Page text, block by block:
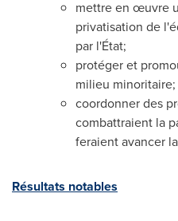
mettre en œuvre
privatisation de
par l'État;
protéger et
milieu minoritaire;
coordonner des
combattraient la
feraient avancer
Résultats notables